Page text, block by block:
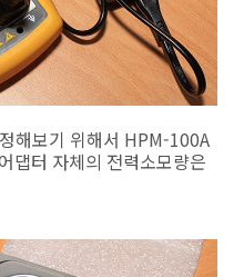
해보기 위해서 HPM-100A
댑터 자체의 전력소모량은